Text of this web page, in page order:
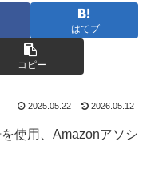
はてブ
コピー
2025.05.22 2026.05.12
使用、Amazonアソシ